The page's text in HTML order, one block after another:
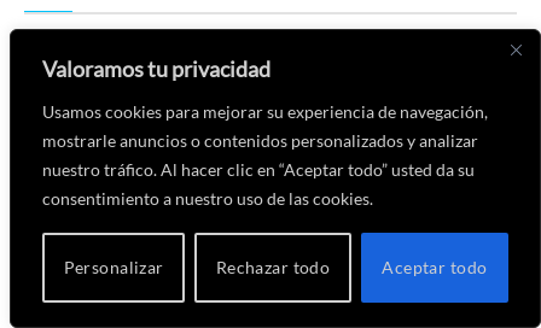
Valoramos tu privacidad
Usamos cookies para mejorar su experiencia de navegación,
mostrarle anuncios o contenidos personalizados y analizar
nuestro tráfico. Al hacer clic en “Aceptar todo” usted da su
consentimiento a nuestro uso de las cookies.
Personalizar Rechazar todo Aceptar todo